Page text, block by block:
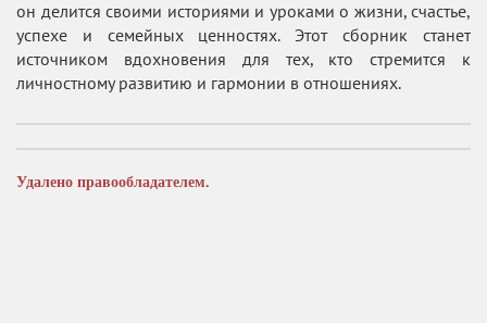
он делится своими историями и уроками о жизни, счастье,
успехе и семейных ценностях. Этот сборник станет
источником вдохновения для тех, кто стремится к
личностному развитию и гармонии в отношениях.
Удалено правообладателем.